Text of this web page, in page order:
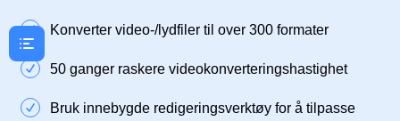
Konverter video-/lydfiler til over 300 formater
50 ganger raskere videokonverteringshastighet
Bruk innebygde redigeringsverktøy for å tilpasse